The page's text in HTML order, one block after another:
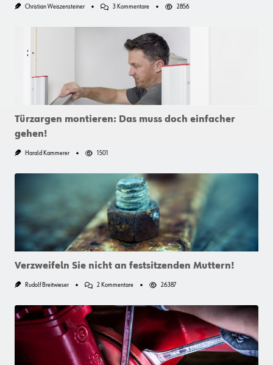
Christian Weiszensteiner 3 KommentareZu
Welche
Helfer
Sie
Nicht
Verzichten
Sollten
2856
Türzargen montieren: Das muss doch einfacher
gehen!
Harald Kammerer 1501
Verzweifeln Sie nicht an festsitzenden Muttern!
Rudolf Breitwieser 2 KommentareZu
Nicht
An
Festsitzenden
26387